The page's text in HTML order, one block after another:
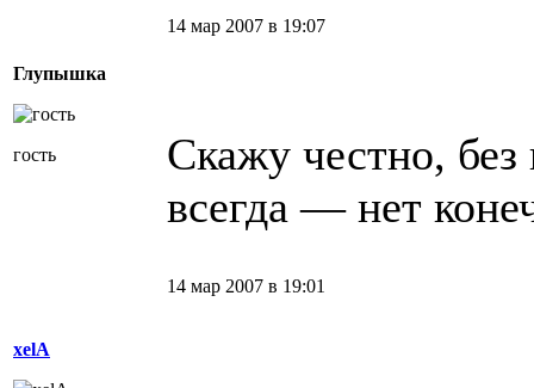
Глупышка
гость
14 мар 2007 в 19:07
Скажу честно, без
всегда — нет
xelA
14 мар 2007 в 19:01